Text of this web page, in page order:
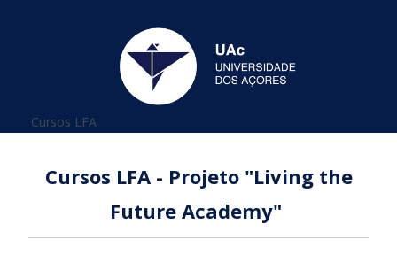
Está aqui
Cursos LFA
Cursos LFA - Projeto "Living the
Future Academy"